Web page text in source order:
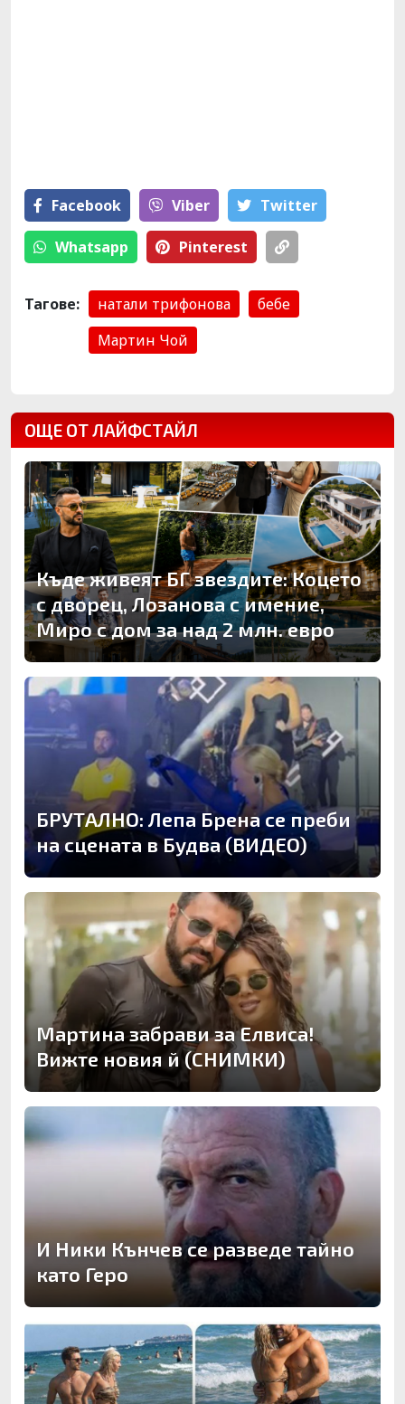
Facebook Viber Тwitter
Whatsapp Pinterest
Тагове: натали трифонова
бебе
Мартин Чой
ОЩЕ ОТ ЛАЙФСТАЙЛ
Къде живеят БГ звездите: Коцето
с дворец, Лозанова с имение,
Миро с дом за над 2 млн. евро
БРУТАЛНО: Лепа Брена се преби
на сцената в Будва (ВИДЕО)
Мартина забрави за Елвиса!
Вижте новия й (СНИМКИ)
И Ники Кънчев се разведе тайно
като Геро